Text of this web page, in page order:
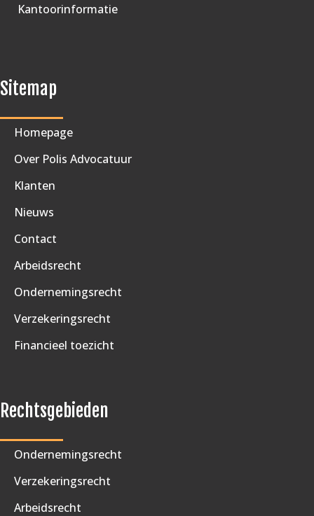
Kantoorinformatie
Sitemap
Homepage
Over Polis Advocatuur
Klanten
Nieuws
Contact
Arbeidsrecht
Ondernemingsrecht
Verzekeringsrecht
Financieel toezicht
Rechtsgebieden
Ondernemingsrecht
Verzekeringsrecht
Arbeidsrecht